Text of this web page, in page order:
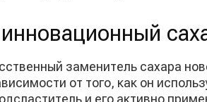
заменитель сахара
от того, как он
и его активно